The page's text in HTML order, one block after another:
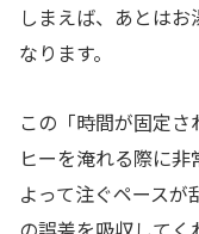
しまえば、あとは
なります。
この「時間が固定
ヒーを淹れる際に
よって注ぐペース